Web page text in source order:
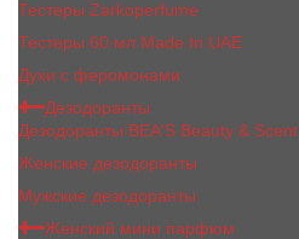
Тестеры Zarkoperfume
Тестеры 60 мл Made In UAE
Духи с феромонами
Дезодоранты
Дезодоранты BEA'S Beauty & Scent
Женские дезодоранты
Мужские дезодоранты
Женский мини парфюм